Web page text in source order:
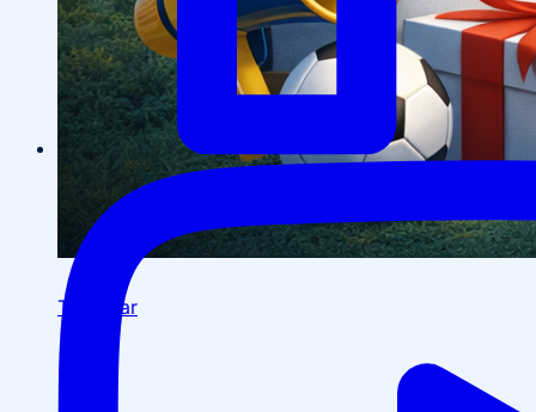
Tadbirlar